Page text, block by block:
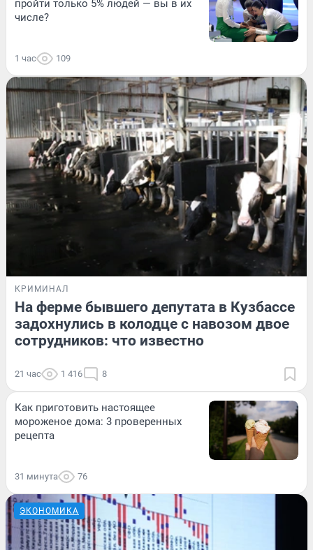
пройти только 5% людей — вы в их
числе?
1 час 109
КРИМИНАЛ
На ферме бывшего депутата в Кузбассе
задохнулись в колодце с навозом двое
сотрудников: что известно
21 час 1 416 8
Как приготовить настоящее
мороженое дома: 3 проверенных
рецепта
31 минута 76
ЭКОНОМИКА